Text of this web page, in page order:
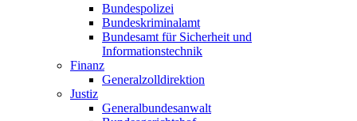
Bundespolizei
Bundeskriminalamt
Bundesamt für Sicherheit und
Informationstechnik
Finanz
Generalzolldirektion
Justiz
Generalbundesanwalt